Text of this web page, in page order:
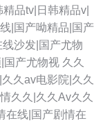
品tv|日韩精品v|
|国产呦精品|国产
沙发|国产尤物
国产尤物视 久久
久av电影院|久久
久久|久久Av久久
在线|国产剧情在